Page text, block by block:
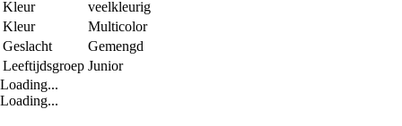
Kleur
veelkleurig
Kleur
Multicolor
Geslacht
Gemengd
Leeftijdsgroep Junior
Loading...
Loading...